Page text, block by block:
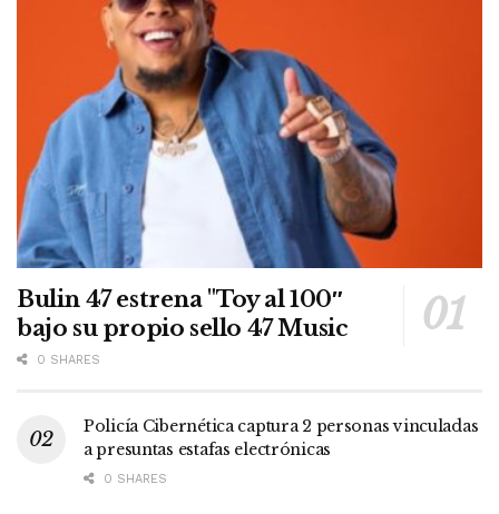
Bulin 47 estrena "Toy al 100″
bajo su propio sello 47 Music
0 SHARES
Policía Cibernética captura 2 personas vinculadas
a presuntas estafas electrónicas
0 SHARES